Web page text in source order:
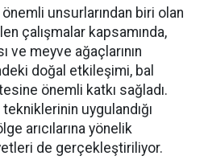
unsurlarından biri olan
çalışmalar kapsamında,
ve meyve ağaçlarının
doğal etkileşimi, bal
önemli katkı sağladı.
uygulandığı
arıcılarına yönelik
de gerçekleştiriliyor.